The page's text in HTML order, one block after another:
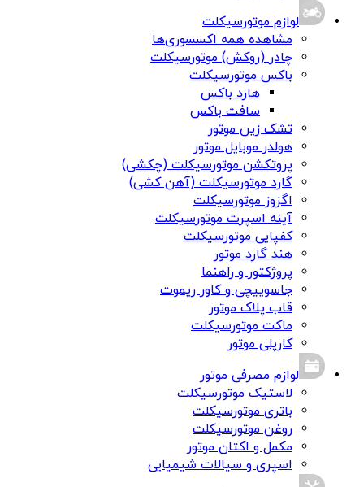
لوازم موتورسیکلت
مشاهده همه اکسسوری‌ها
چادر (روکش) موتورسیکلت
باکس موتورسیکلت
هارد باکس
سافت باکس
تشک زین موتور
هولدر موبایل موتور
پروتکشن موتورسیکلت (چکشی)
گارد موتورسیکلت (آهن کشی)
اگزوز موتورسیکلت
آینه اسپرت موتورسیکلت
کفپایی موتورسیکلت
هند گارد موتور
پروژکتور و راهنما
جاسوییچی و کاور ریموت
قاب پلاک موتور
ماکت موتورسیکلت
کارپلی موتور
لوازم مصرفی موتور
لاستیک موتورسیکلت
باتری موتورسیکلت
روغن موتورسیکلت
مکمل و اکتان موتور
اسپری و سیالات شیمیایی